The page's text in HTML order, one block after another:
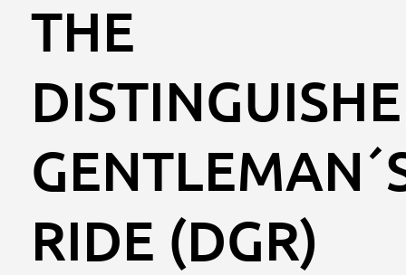
THE
RIDE (DGR)